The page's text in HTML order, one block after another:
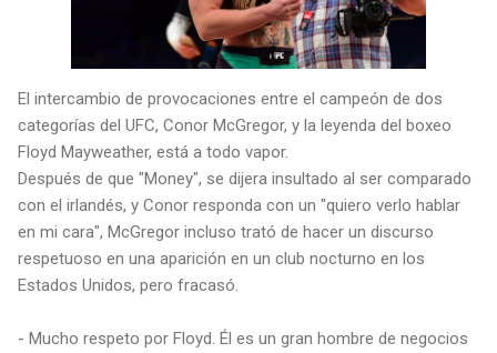
El intercambio de provocaciones entre el campeón de dos
categorías del UFC, Conor McGregor, y la leyenda del boxeo
Floyd Mayweather, está a todo vapor.
Después de que "Money", se dijera insultado al ser comparado
con el irlandés, y Conor responda con un "quiero verlo hablar
en mi cara", McGregor incluso trató de hacer un discurso
respetuoso en una aparición en un club nocturno en los
Estados Unidos, pero fracasó.
- Mucho respeto por Floyd. Él es un gran hombre de negocios